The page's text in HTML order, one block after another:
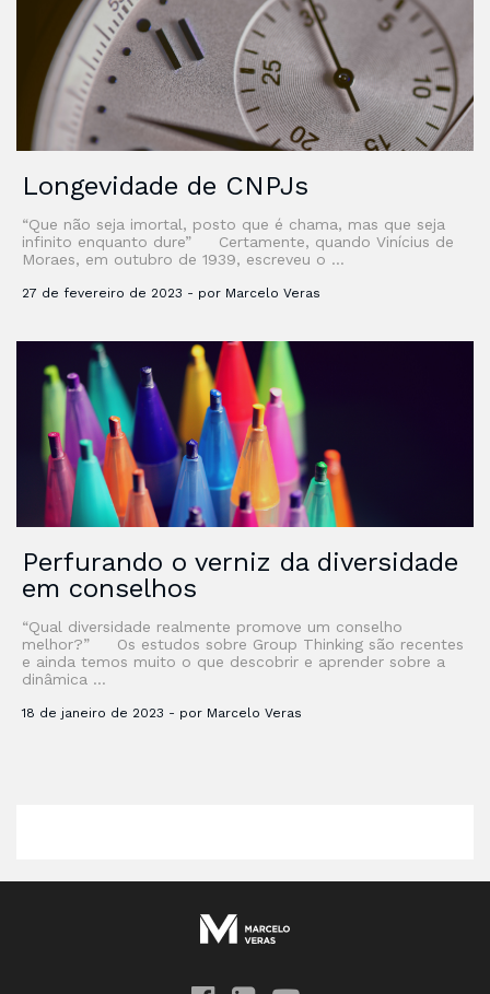
Longevidade de CNPJs
“Que não seja imortal, posto que é chama, mas que seja
infinito enquanto dure” Certamente, quando Vinícius de
Moraes, em outubro de 1939, escreveu o …
27 de fevereiro de 2023 - por Marcelo Veras
Perfurando o verniz da diversidade
em conselhos
“Qual diversidade realmente promove um conselho
melhor?” Os estudos sobre Group Thinking são recentes
e ainda temos muito o que descobrir e aprender sobre a
dinâmica …
18 de janeiro de 2023 - por Marcelo Veras